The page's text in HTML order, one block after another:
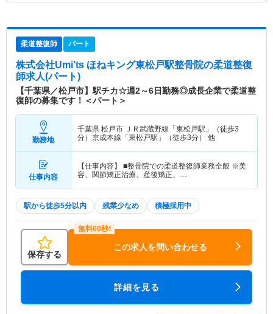
柔道整復師 パート
株式会社Umi’ts ほねキング東松戸駅整骨院の柔道整復
師求人(パート)
【千葉県／松戸市】駅チカ☆週2～6日勤務◎成長企業で柔道整
復師の募集です！＜パート＞
勤務地
千葉県 松戸市 ＪＲ武蔵野線「東松戸駅」（徒歩3
分）京成本線「東松戸駅」（徒歩3分） 他
仕事内容
【仕事内容】 ■整骨院での柔道整復師業務全般 ※美
容、関節矯正治療、産後矯正、…
駅から徒歩5分以内 残業少なめ 積極採用中
保存する
この求人を問い合わせる
詳細を見る